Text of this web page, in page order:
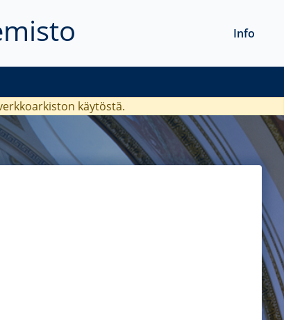
Info
käytöstä.